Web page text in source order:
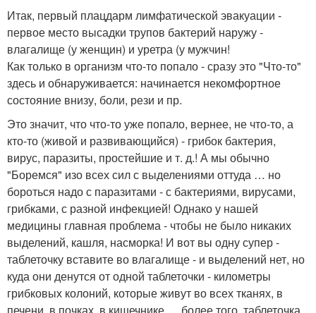
Итак, первый плацдарм лимфатической эвакуации -
первое место высадки трупов бактерий наружу -
влагалище (у женщин) и уретра (у мужчин!
Как только в организм что-то попало - сразу это "Что-то"
здесь и обнаруживается: начинается некомфортное
состояние внизу, боли, рези и пр.
Это значит, что что-то уже попало, вернее, не что-то, а
кто-то (живой и развивающийся) - грибок бактерия,
вирус, паразиты, простейшие и т. д.! А мы обычно
"Боремся" изо всех сил с выделениями оттуда … но
бороться надо с паразитами - с бактериями, вирусами,
грибками, с разной инфекцией! Однако у нашей
медицины главная проблема - чтобы не было никаких
выделений, кашля, насморка! И вот вы одну супер -
таблеточку вставите во влагалище - и выделений нет, но
куда они денутся от одной таблеточки - километры
грибковых колоний, которые живут во всех тканях, в
печени, в почках, в кишечнике … более того, таблеточка